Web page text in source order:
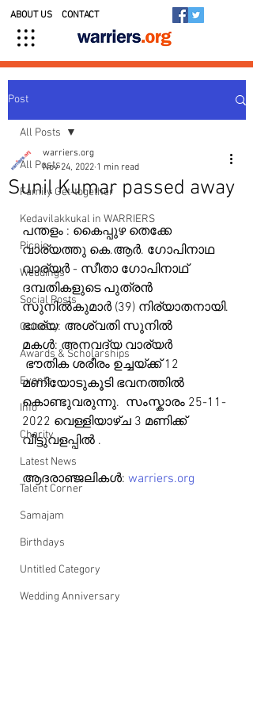
ABOUT US CONTACT
Post
All Posts
Family Get-together
Kedavilakkukal in WARRIERS
Picnic
Weddings
Social Posts
Obituary
Awards & Scholarships
Events
Info
Charity
Latest News
Talent Corner
Samajam
Birthdays
Untitled Category
Wedding Anniversary
All Posts
Sunil Kumar passed away
warriers.org
Nov 24, 2022 1 min read
പന്തളം : കൈപ്പുഴ തെക്കേ
വാര്യത്തു കെ.ആർ. ഗോപിനാഥ
വാര്യർ - സീതാ ഗോപിനാഥ്
ദമ്പതികളുടെ പുത്രൻ
സുനിൽകുമാർ (39) നിര്യാതനായി.
ഭാര്യ: അശ്വതി സുനിൽ
മകൾ: അനവദ്യ വാര്യർ
മണിയോടുകൂടി ഭവനത്തിൽ
കൊണ്ടുവരുന്നു.  സംസ്കാരം 25-11-
2022 വെള്ളിയാഴ്ച 3 മണിക്ക്
വീട്ടുവളപ്പിൽ .
ആദരാഞ്ജലികൾ: warriers.org